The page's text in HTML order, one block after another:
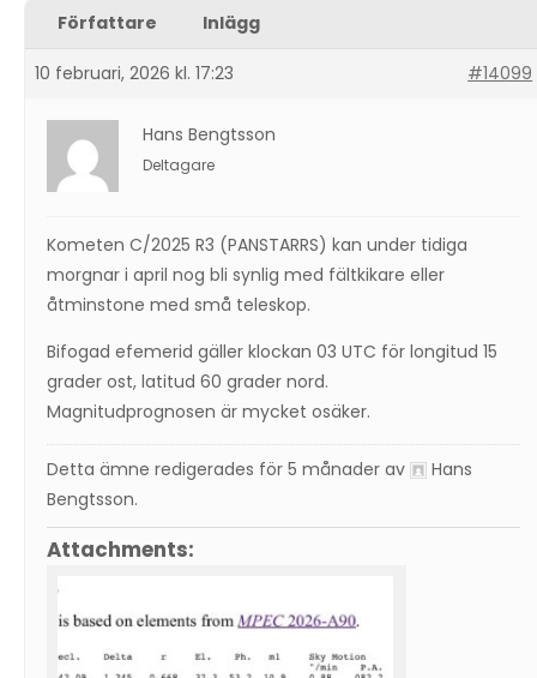
Författare Inlägg
10 februari, 2026 kl. 17:23 #14099
Hans Bengtsson
Deltagare
Kometen C/2025 R3 (PANSTARRS) kan under tidiga
morgnar i april nog bli synlig med fältkikare eller
åtminstone med små teleskop.
Bifogad efemerid gäller klockan 03 UTC för longitud 15
grader ost, latitud 60 grader nord.
Magnitudprognosen är mycket osäker.
Detta ämne redigerades för 5 månader av
Hans
Bengtsson.
Attachments: